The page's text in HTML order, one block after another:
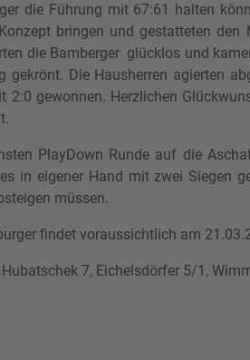
die Führung mit 67:61 halten
bringen und gestatteten
die Bamberger glücklos und
Die Hausherren agierten
gewonnen. Herzlichen
PlayDown Runde auf die
in eigener Hand mit zwei Siegen
müssen.
findet voraussichtlich am
7, Eichelsdörfer 5/1,
aus der Hand